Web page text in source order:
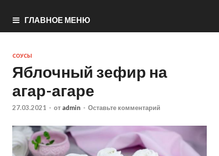
ГЛАВНОЕ МЕНЮ
СОУСЫ
Яблочный зефир на
агар-агаре
27.03.2021 - от admin - Оставьте комментарий